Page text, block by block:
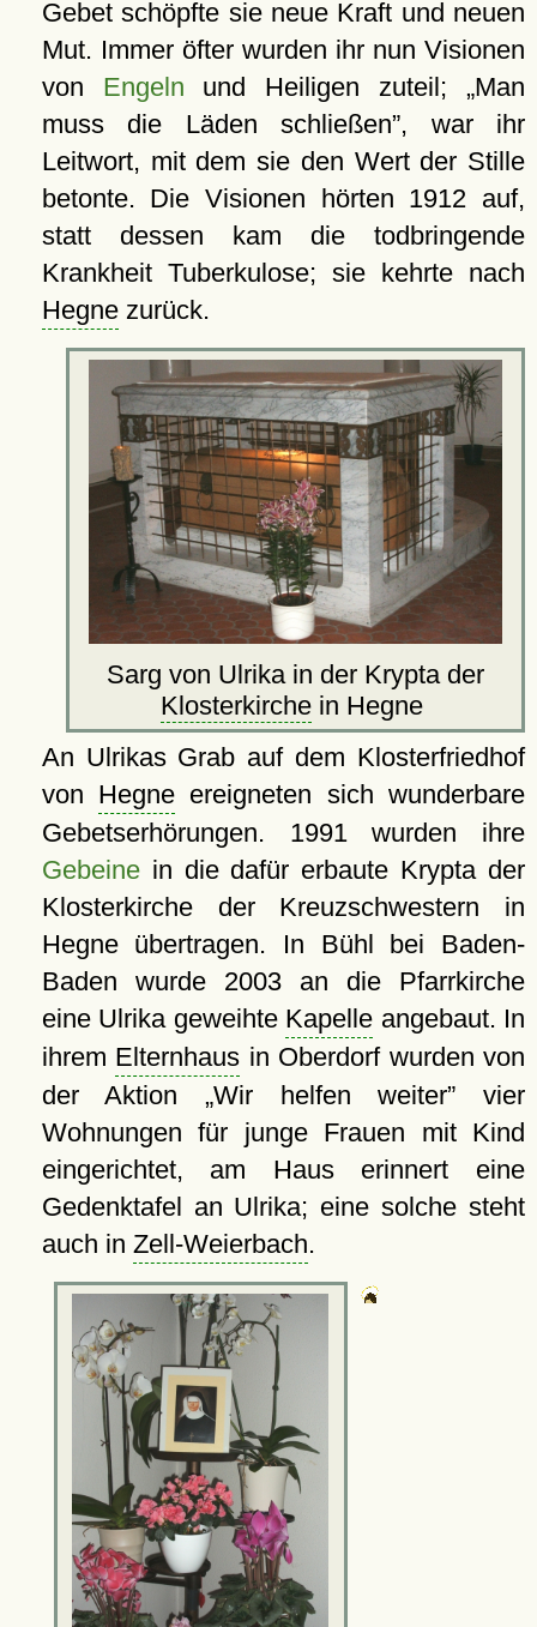
Gebet schöpfte sie neue Kraft und neuen
Mut. Immer öfter wurden ihr nun Visionen
von Engeln und Heiligen zuteil; Man
muss die Läden schließen , war ihr
Leitwort, mit dem sie den Wert der Stille
betonte. Die Visionen hörten 1912 auf,
statt dessen kam die todbringende
Krankheit Tuberkulose; sie kehrte nach
Hegnezurück.
Sarg von Ulrika in der Krypta der
Klosterkirche in Hegne
An Ulrikas Grab auf dem Klosterfriedhof
von Hegne ereigneten sich wunderbare
Gebetserhörungen. 1991 wurden ihre
Gebeinein die dafür erbaute Krypta der
Klosterkirche der Kreuzschwestern in
Hegne übertragen. In Bühl bei Baden-
Baden wurde 2003 an die Pfarrkirche
eine Ulrika geweihte Kapelle angebaut. In
ihrem Elternhaus in Oberdorf wurden von
der Aktion Wir helfen weiter
vier
Wohnungen für junge Frauen mit Kind
eingerichtet, am Haus erinnert eine
Gedenktafel an Ulrika; eine solche steht
auch in Zell-Weierbach.